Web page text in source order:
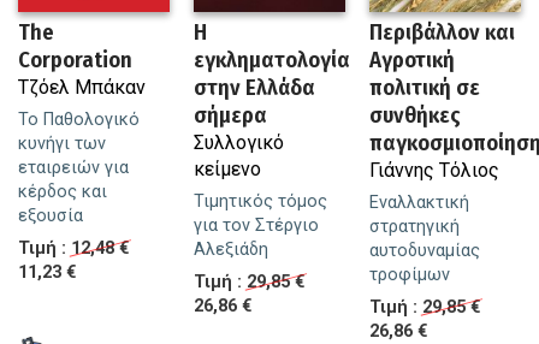
The
Corporation
Τζόελ Μπάκαν
Το Παθολογικό
κυνήγι των
εταιρειών για
κέρδος και
εξουσία
Τιμή : 12,48 €
11,23 €
Η
εγκληματολογία
στην Ελλάδα
σήμερα
Συλλογικό
κείμενο
Τιμητικός τόμος
για τον Στέργιο
Αλεξιάδη
Τιμή : 29,85 €
26,86 €
Περιβάλλον και
Αγροτική
πολιτική σε
συνθήκες
Γιάννης Τόλιος
Εναλλακτική
στρατηγική
αυτοδυναμίας
τροφίμων
Τιμή : 29,85 €
26,86 €